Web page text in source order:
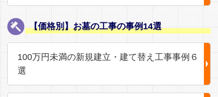
【価格別】お墓の工事の事例14選
100万円未満の新規建立・建て替え工事事例６
選